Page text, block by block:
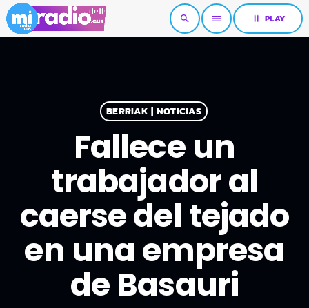
search menu pause PLAY
BERRIAK | NOTICIAS
Fallece un
trabajador al
caerse del tejado
en una empresa
de Basauri